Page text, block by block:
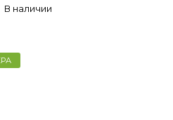
В наличии